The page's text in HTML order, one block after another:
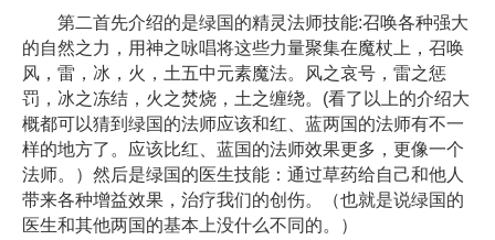
第二首先介绍的是绿国的精灵法师技能:召唤各种强大
的自然之力，用神之咏唱将这些力量聚集在魔杖上，召唤
风，雷，冰，火，土五中元素魔法。风之哀号，雷之惩
罚，冰之冻结，火之焚烧，土之缠绕。(看了以上的介绍大
概都可以猜到绿国的法师应该和红、蓝两国的法师有不一
样的地方了。应该比红、蓝国的法师效果更多，更像一个
法师。）然后是绿国的医生技能：通过草药给自己和他人
带来各种增益效果，治疗我们的创伤。（也就是说绿国的
医生和其他两国的基本上没什么不同的。）